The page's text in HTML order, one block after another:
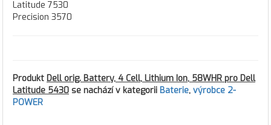
Latitude 7530
Precision 3570
Produkt Dell orig. Battery, 4 Cell, Lithium Ion, 58WHR pro Dell
Latitude 5430 se nachází v kategorii Baterie, výrobce 2-
POWER